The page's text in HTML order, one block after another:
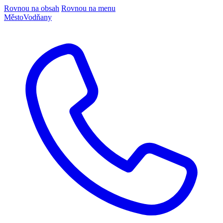
Rovnou na obsah Rovnou na menu
MěstoVodňany